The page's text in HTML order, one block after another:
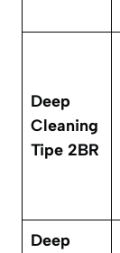
Deep
Cleaning
Tipe 2BR
Deep